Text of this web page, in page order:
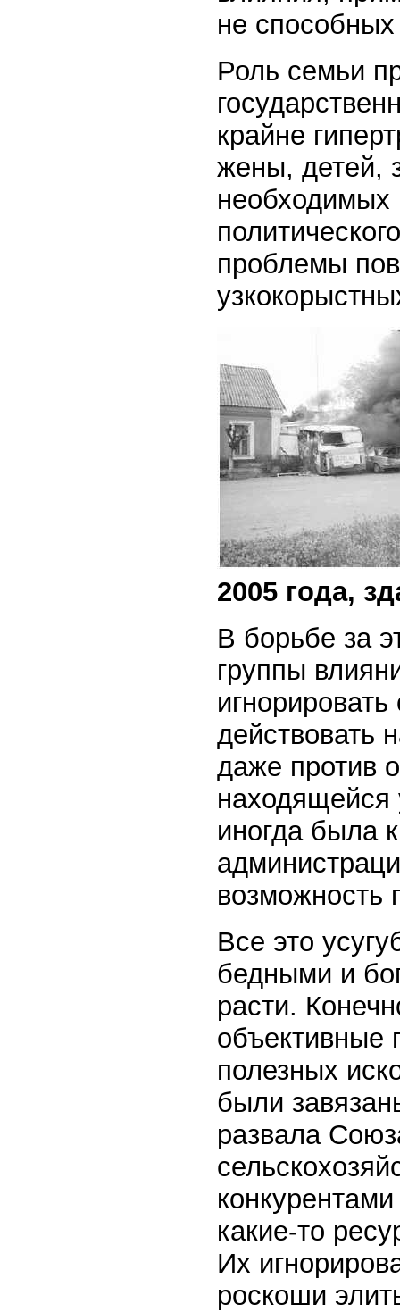
не
Роль семьи
крайне
жены, детей,
необходимых
проблемы
2005 года,
В борьбе за
группы
действовать
даже против
находящейся
иногда была
возможность
Все это
бедными и
расти.
объективные
полезных
были
развала
какие-то
Их
роскоши